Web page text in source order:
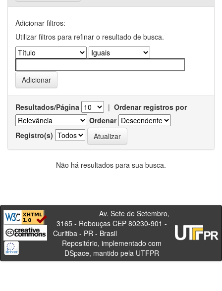
Adicionar filtros:
Utilizar filtros para refinar o resultado de busca.
Resultados/Página | Ordenar registros por
Ordenar
Registro(s)
Não há resultados para sua busca.
Av. Sete de Setembro,
3165 - Rebouças CEP 80230-901 -
Curitiba - PR - Brasil
Repositório, implementado com
DSpace, mantido pela UTFPR